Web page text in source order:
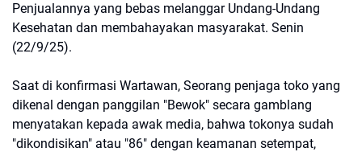
Penjualannya yang bebas melanggar Undang-Undang
Kesehatan dan membahayakan masyarakat. Senin
(22/9/25).
Saat di konfirmasi Wartawan, ​Seorang penjaga toko yang
dikenal dengan panggilan "Bewok" secara gamblang
menyatakan kepada awak media, bahwa tokonya sudah
"dikondisikan" atau "86" dengan keamanan setempat,